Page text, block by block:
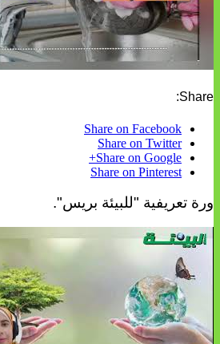
Share:
Share on Facebook
Share on Twitter
Share on Google+
Share on Pinterest
ورة تعريفية "للبيئة بريس".